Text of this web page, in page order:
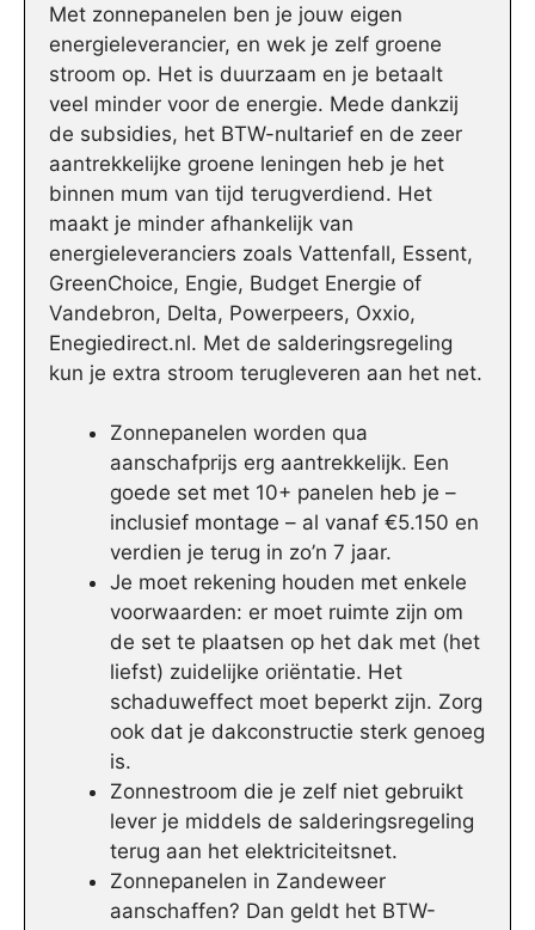
Met zonnepanelen ben je jouw eigen
energieleverancier, en wek je zelf groene
stroom op. Het is duurzaam en je betaalt
veel minder voor de energie. Mede dankzij
de subsidies, het BTW-nultarief en de zeer
aantrekkelijke groene leningen heb je het
binnen mum van tijd terugverdiend. Het
maakt je minder afhankelijk van
energieleveranciers zoals Vattenfall, Essent,
GreenChoice, Engie, Budget Energie of
Vandebron, Delta, Powerpeers, Oxxio,
Enegiedirect.nl. Met de salderingsregeling
kun je extra stroom terugleveren aan het net.
Zonnepanelen worden qua
aanschafprijs erg aantrekkelijk. Een
goede set met 10+ panelen heb je –
inclusief montage – al vanaf €5.150 en
verdien je terug in zo’n 7 jaar.
Je moet rekening houden met enkele
voorwaarden: er moet ruimte zijn om
de set te plaatsen op het dak met (het
liefst) zuidelijke oriëntatie. Het
schaduweffect moet beperkt zijn. Zorg
ook dat je dakconstructie sterk genoeg
is.
Zonnestroom die je zelf niet gebruikt
lever je middels de salderingsregeling
terug aan het elektriciteitsnet.
Zonnepanelen in Zandeweer
aanschaffen? Dan geldt het BTW-